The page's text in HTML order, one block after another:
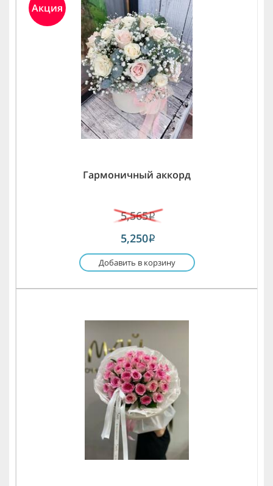
Акция
Гармоничный аккорд
5,565i
5,250i
Добавить в корзину